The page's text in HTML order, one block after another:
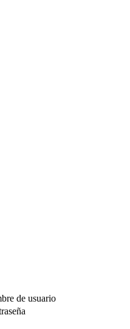
de usuario